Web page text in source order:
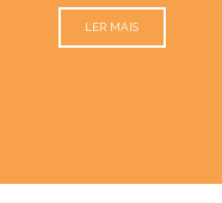
LER MAIS